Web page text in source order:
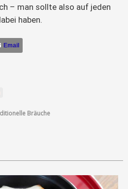
– man sollte also auf jeden
haben.
Email
Bräuche